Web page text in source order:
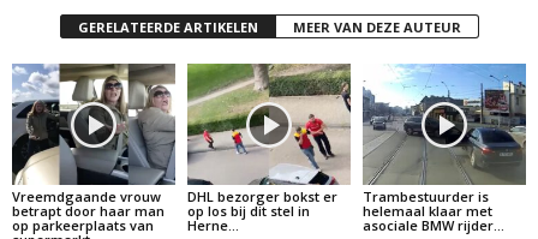
GERELATEERDE ARTIKELEN MEER VAN DEZE AUTEUR
Vreemdgaande vrouw
betrapt door haar man
op parkeerplaats van
DHL bezorger bokst er
op los bij dit stel in
Herne…
Trambestuurder is
helemaal klaar met
asociale BMW rijder…